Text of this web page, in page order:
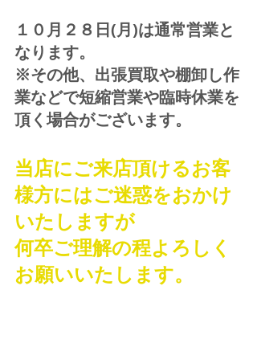
１０月２８日(月)は通常営業と
なります。
※その他、出張買取や棚卸し作
業などで短縮営業や臨時休業を
頂く場合がございます。
当店にご来店頂けるお客
様方にはご迷惑をおかけ
いたしますが
何卒ご理解の程よろしく
お願いいたします。